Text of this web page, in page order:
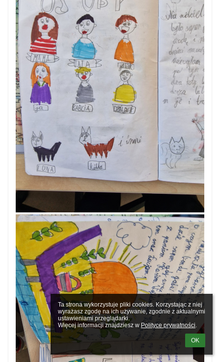
Ta strona wykorzystuje pliki cookies. Korzystając z niej
wyrażasz zgodę na ich używanie, zgodnie z aktualnymi
ustawieniami przeglądarki.
Więcej informacji znajdziesz w Polityce prywatności.
OK